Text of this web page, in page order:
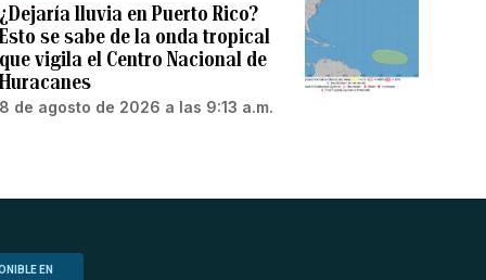
¿Dejaría lluvia en Puerto Rico?
Esto se sabe de la onda tropical
que vigila el Centro Nacional de
Huracanes
8 de agosto de 2026 a las 9:13 a.m.
EN